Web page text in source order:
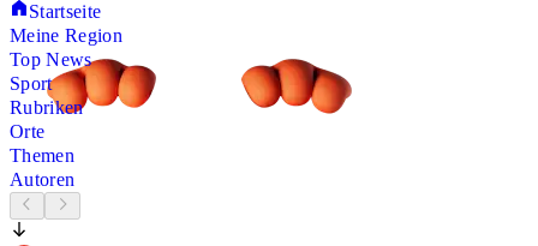
Startseite
Meine Region
Top News
Sport
Rubriken
Orte
Themen
Autoren